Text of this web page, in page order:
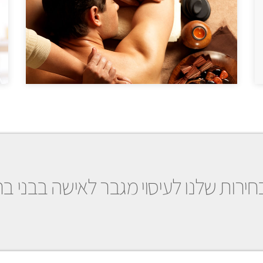
שלנו לעיסוי מגבר לאישה בבני